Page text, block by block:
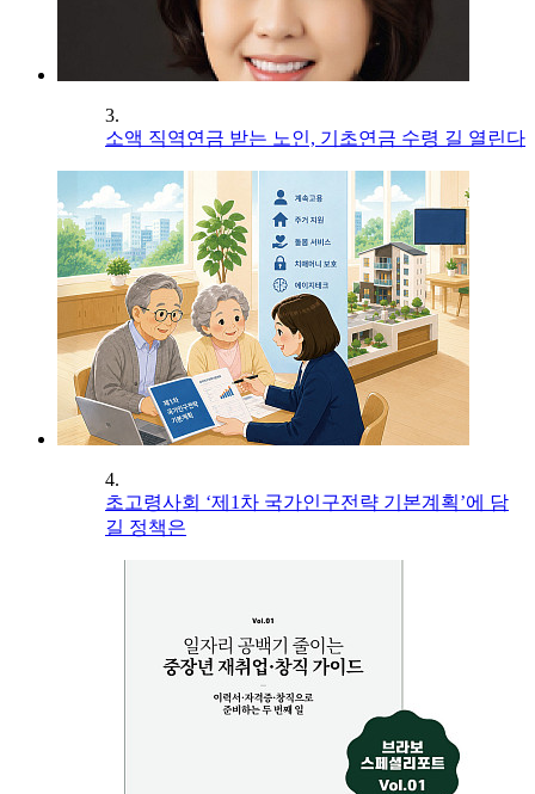
3.
소액 직역연금 받는 노인, 기초연금 수령 길 열린다
4.
초고령사회 ‘제1차 국가인구전략 기본계획’에 담
길 정책은